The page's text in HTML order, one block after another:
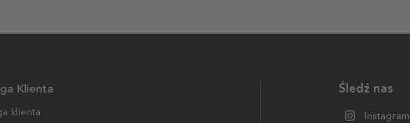
Śledź nas
Instagram
Klienta
klienta